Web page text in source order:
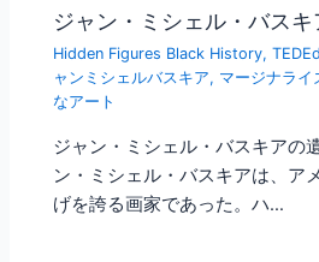
ジャン・ミシェル・バス
Hidden Figures Black History,TEDEd
ャンミシェルバスキア, マージナライ
なアート
ジャン・ミシェル・バスキアの
ン・ミシェル・バスキアは、ア
げを誇る画家であった。ハ…